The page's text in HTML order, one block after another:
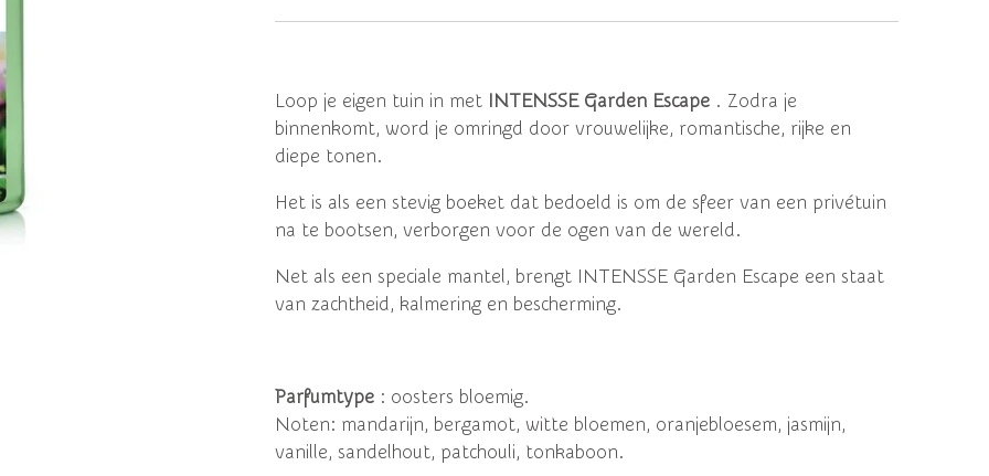
Loop je eigen tuin in met INTENSSE Garden Escape . Zodra je
binnenkomt, word je omringd door vrouwelijke, romantische, rijke en
diepe tonen.
Het is als een stevig boeket dat bedoeld is om de sfeer van een privétuin
na te bootsen, verborgen voor de ogen van de wereld.
Net als een speciale mantel, brengt INTENSSE Garden Escape een staat
van zachtheid, kalmering en bescherming.
Parfumtype : oosters bloemig.
Noten: mandarijn, bergamot, witte bloemen, oranjebloesem, jasmijn,
vanille, sandelhout, patchouli, tonkaboon.